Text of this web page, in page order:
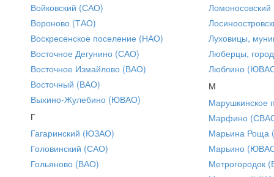
Войковский (САО)
Вороново (ТАО)
Воскресенское поселение (НАО)
Восточное Дегунино (САО)
Восточное Измайлово (ВАО)
Восточный (ВАО)
Выхино-Жулебино (ЮВАО)
Г
Гагаринский (ЮЗАО)
Головинский (САО)
Гольяново (ВАО)
Луховицы,
Люберцы,
Люблино
М
Марушкинское
Марфино
Марьина Роща
Марьино
Метрогородок